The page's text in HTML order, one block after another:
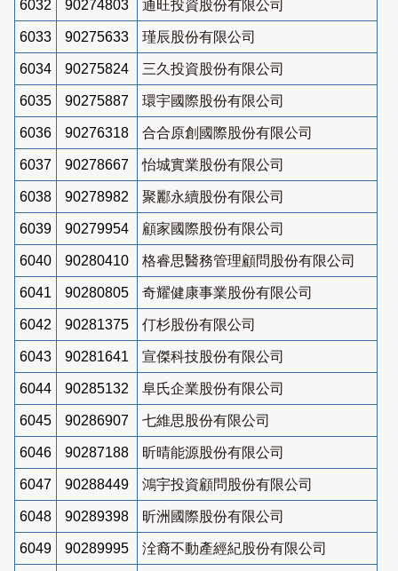
6032 90274803 通旺投資股份有限公司
6033 90275633 瑾辰股份有限公司
6034 90275824 三久投資股份有限公司
6035 90275887 環宇國際股份有限公司
6036 90276318 合合原創國際股份有限公司
6037 90278667 怡城實業股份有限公司
6038 90278982 聚酈永續股份有限公司
6039 90279954 顧家國際股份有限公司
6040 90280410 格睿思醫務管理顧問股份有限公司
6041 90280805 奇耀健康事業股份有限公司
6042 90281375 仃杉股份有限公司
6043 90281641 宣傑科技股份有限公司
6044 90285132 阜氏企業股份有限公司
6045 90286907 七維思股份有限公司
6046 90287188 昕晴能源股份有限公司
6047 90288449 鴻宇投資顧問股份有限公司
6048 90289398 昕洲國際股份有限公司
6049 90289995 洤裔不動產經紀股份有限公司